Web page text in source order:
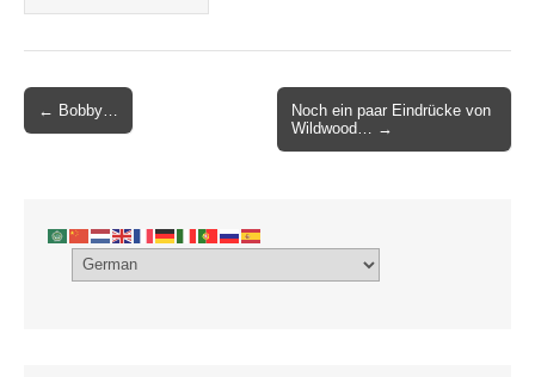
Post
navigation
← Bobby…
Noch ein paar Eindrücke von
Wildwood… →